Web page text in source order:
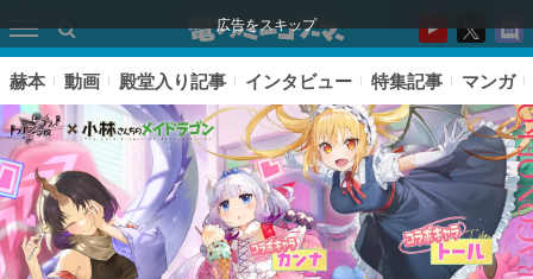
広告をスキップ
赫本 動画 殿堂入り記事 インタビュー 特集記事 マンガ